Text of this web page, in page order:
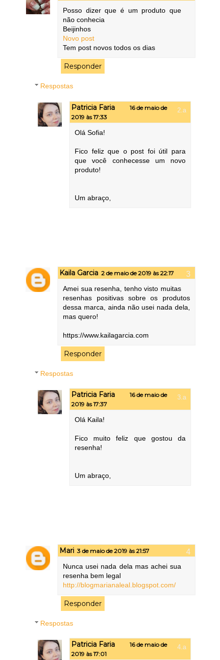
Posso dizer que é um produto que
não conhecia
Beijinhos
Novo post
Tem post novos todos os dias
Responder
Respostas
Patricia Faria
16 de maio de
2019 às 17:33
Olá Sofia!
Fico feliz que o post foi útil para
que você conhecesse um novo
produto!
Um abraço,
Kaila Garcia 2 de maio de 2019 às 22:17
Amei sua resenha, tenho visto muitas
resenhas positivas sobre os produtos
dessa marca, ainda não usei nada dela,
mas quero!
https://www.kailagarcia.com
Responder
Respostas
Patricia Faria
16 de maio de
2019 às 17:37
Olá Kaila!
Fico muito feliz que gostou da
resenha!
Um abraço,
Mari 3 de maio de 2019 às 21:57
Nunca usei nada dela mas achei sua
resenha bem legal
http://blogmarianaleal.blogspot.com/
Responder
Respostas
Patricia Faria
16 de maio de
2019 às 17:01